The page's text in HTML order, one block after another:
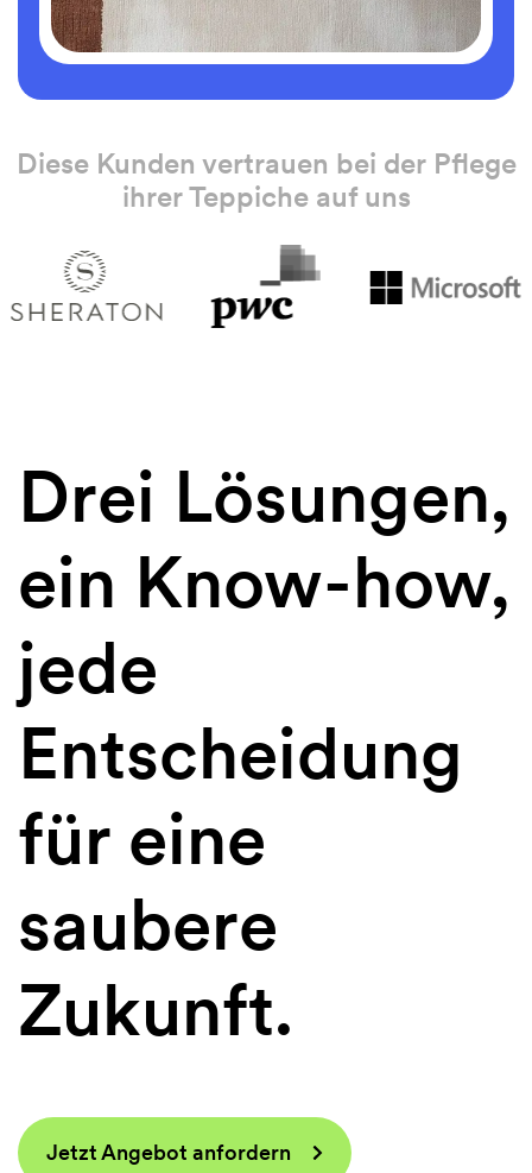
Diese Kunden vertrauen bei der Pflege
ihrer Teppiche auf uns
Drei Lösungen,
ein Know-how,
jede
Entscheidung
für eine
saubere
Zukunft.
Jetzt Angebot anfordern